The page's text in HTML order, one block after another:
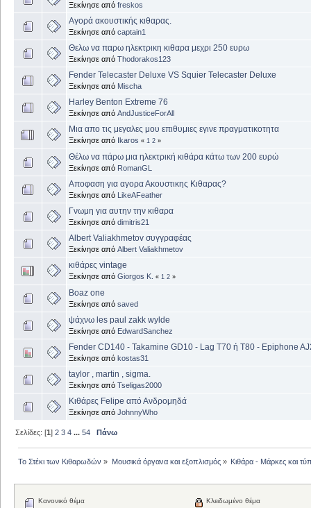
Ξεκίνησε από freskos
Αγορά ακουστικής κιθαρας.
Ξεκίνησε από captain1
Θελω να παρω ηλεκτρικη κιθαρα μεχρι 250 ευρω
Ξεκίνησε από Thodorakos123
Fender Telecaster Deluxe VS Squier Telecaster Deluxe
Ξεκίνησε από Mischa
Harley Benton Extreme 76
Ξεκίνησε από AndJusticeForAll
Μια απο τις μεγαλες μου επιθυμιες εγινε πραγματικοτητα
Ξεκίνησε από Ikaros « 1 2 »
Θέλω να πάρω μια ηλεκτρική κιθάρα κάτω των 200 ευρώ
Ξεκίνησε από RomanGL
Αποφαση για αγορα Ακουστικης Κιθαρας?
Ξεκίνησε από LikeAFeather
Γνωμη για αυτην την κιθαρα
Ξεκίνησε από dimitris21
Albert Valiakhmetov συγγραφέας
Ξεκίνησε από Albert Valiakhmetov
κιθάρες vintage
Ξεκίνησε από Giorgos K. « 1 2 »
Boaz one
Ξεκίνησε από saved
ψάχνω les paul zakk wylde
Ξεκίνησε από EdwardSanchez
Fender CD140 - Takamine GD10 - Lag T70 ή Τ80 - Epiphone
Ξεκίνησε από kostas31
taylor , martin , sigma.
Ξεκίνησε από Tseligas2000
Κιθάρες Felipe από Ανδρομηδά
Ξεκίνησε από JohnnyWho
Σελίδες: [1]2 3 4 ...54 Πάνω
Το Στέκι των Κιθαρωδών » Μουσικά όργανα και εξοπλισμός» Κιθάρα - Μάρκες και
Κανονικό θέμα Κλειδωμένο θέμα